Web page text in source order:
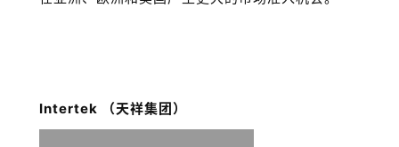
Intertek （天祥集团）